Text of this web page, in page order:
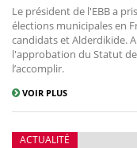
Le président de l'EBB a
élections municipales en
candidats et Alderdikide.
l'approbation du Statut
l’accomplir.
VOIR PLUS
ACTUALITÉ